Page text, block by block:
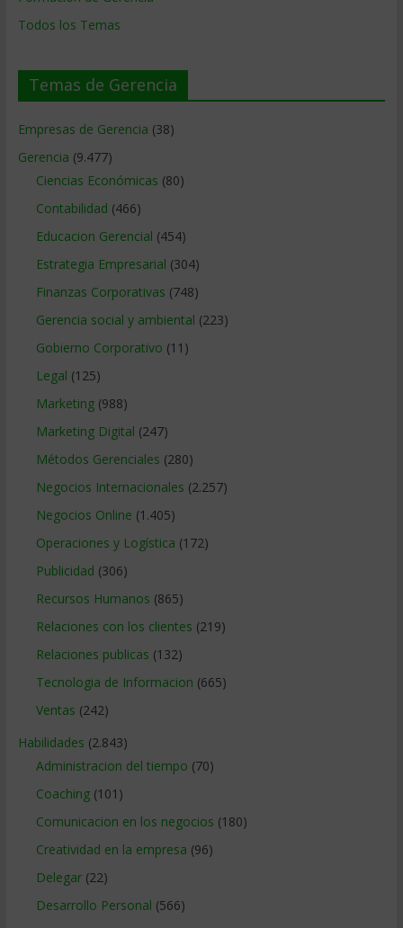
Todos los Temas
Temas de Gerencia
Empresas de Gerencia (38)
Gerencia (9.477)
Ciencias Económicas (80)
Contabilidad (466)
Educacion Gerencial (454)
Estrategia Empresarial (304)
Finanzas Corporativas (748)
Gerencia social y ambiental (223)
Gobierno Corporativo (11)
Legal (125)
Marketing(988)
Marketing Digital (247)
Métodos Gerenciales (280)
Negocios Internacionales (2.257)
Negocios Online (1.405)
Operaciones y Logística (172)
Publicidad (306)
Recursos Humanos (865)
Relaciones con los clientes (219)
Relaciones publicas (132)
Tecnologia de Informacion (665)
Ventas (242)
Habilidades (2.843)
Administracion del tiempo (70)
Coaching(101)
Comunicacion en los negocios (180)
Creatividad en la empresa (96)
Delegar(22)
Desarrollo Personal (566)